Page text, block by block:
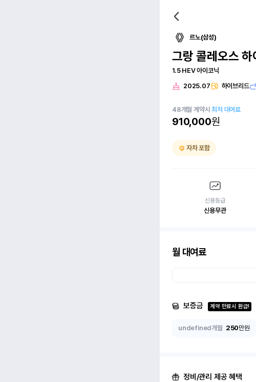
르노(삼성)
그랑 콜레오스 하
1.5 HEV 아이코닉
2025.07 하이브리드
48개월 계약시최저 대여료
910,000원
자차 포함
신용등급
신용무관
월 대여료
보증금 계약 만료시 환급!
undefined개월 250만원
정비/관리 제공 혜택